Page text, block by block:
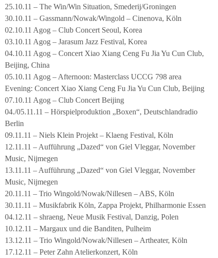
25.10.11 – The Win/Win Situation, Smederij/Groningen
30.10.11 – Gassmann/Nowak/Wingold – Cinenova, Köln
02.10.11 Agog – Club Concert Seoul, Korea
03.10.11 Agog – Jarasum Jazz Festival, Korea
04.10.11 Agog – Concert Xiao Xiang Ceng Fu Jia Yu Cun Club,
Beijing, China
05.10.11 Agog – Afternoon: Masterclass UCCG 798 area
Evening: Concert Xiao Xiang Ceng Fu Jia Yu Cun Club, Beijing
07.10.11 Agog – Club Concert Beijing
04./05.11.11 – Hörspielproduktion „Boxen“, Deutschlandradio
Berlin
09.11.11 – Niels Klein Projekt – Klaeng Festival, Köln
12.11.11 – Aufführung „Dazed“ von Giel Vleggar, November
Music, Nijmegen
13.11.11 – Aufführung „Dazed“ von Giel Vleggar, November
Music, Nijmegen
20.11.11 – Trio Wingold/Nowak/Nillesen – ABS, Köln
30.11.11 – Musikfabrik Köln, Zappa Projekt, Philharmonie Essen
04.12.11 – shraeng, Neue Musik Festival, Danzig, Polen
10.12.11 – Margaux und die Banditen, Pulheim
13.12.11 – Trio Wingold/Nowak/Nillesen – Artheater, Köln
17.12.11 – Peter Zahn Atelierkonzert, Köln